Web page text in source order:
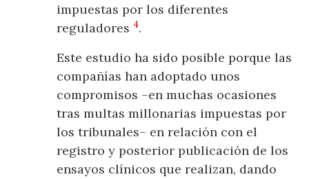
impuestas por los diferentes
reguladores4.
Este estudio ha sido posible porque las
compañías han adoptado unos
compromisos –en muchas ocasiones
tras multas millonarias impuestas por
los tribunales– en relación con el
registro y posterior publicación de los
ensayos clínicos que realizan, dando